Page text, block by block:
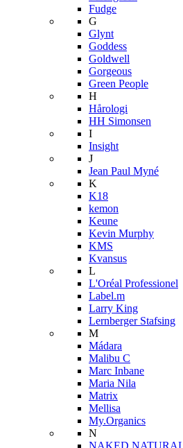
Fudge
G
Glynt
Goddess
Goldwell
Gorgeous
Green People
H
Hårologi
HH Simonsen
I
Insight
J
Jean Paul Myné
K
K18
kemon
Keune
Kevin Murphy
KMS
Kvansus
L
L'Oréal Professionel
Label.m
Larry King
Lernberger Stafsing
M
Mádara
Malibu C
Marc Inbane
Maria Nila
Matrix
Mellisa
My.Organics
N
NAKED